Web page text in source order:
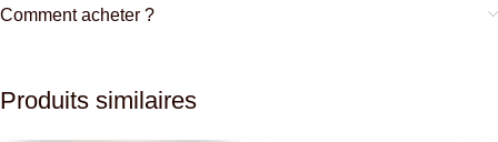
Comment acheter ?
Produits similaires